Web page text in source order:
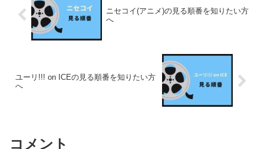
ニセコイ(アニメ)の見る順番を知りたい方
へ
ユーリ!!! on ICEの見る順番を知りたい方
へ
コメント